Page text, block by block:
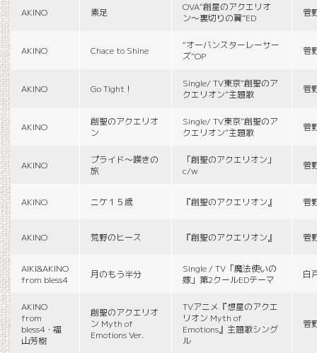
AKINO 素足
OVA“創星のアクエリオ
ン〜裏切りの翼”ED
菅
AKINO Chace to Shine
“オーバンスターレーサー
ズ”OP
菅
AKINO Go Tight！
Single/ TV東京“創聖のア
クエリオン”主題歌
菅
AKINO
創聖のアクエリオ
ン
Single/ TV東京“創聖のア
クエリオン”主題歌
菅
AKINO
プライド〜嘆きの
旅
「創聖のアクエリオン」
c/w
菅
AKINO ニケ１５歳 『創聖のアクエリオン』 菅
AKINO 荒野のヒース 『創聖のアクエリオン』 菅
AIKI&AKINO
from bless4
月のもう半分
Single / TV「魔法使いの
嫁」第2クールEDテーマ
白
AKINO
from
bless4・福
山芳樹
創聖のアクエリオ
ン Myth of
Emotions Ver.
TVアニメ『想星のアクエ
リオン Myth of
Emotions』主題歌シング
ル
菅